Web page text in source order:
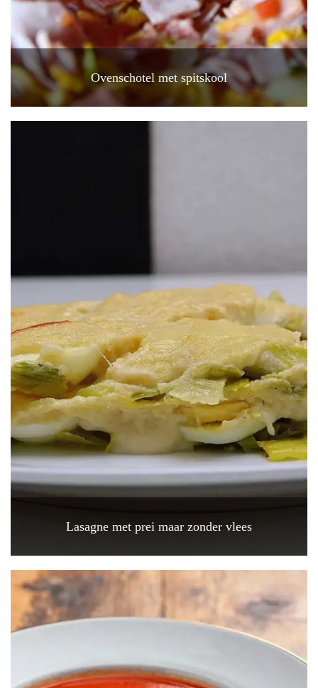
Ovenschotel met spitskool
Lasagne met prei maar zonder vlees